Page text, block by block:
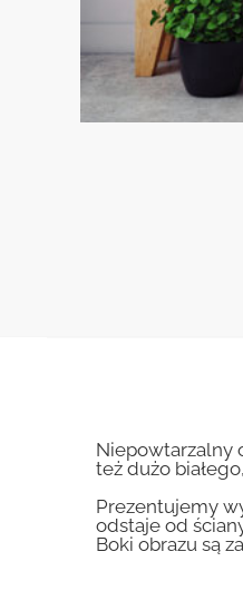
Niepowtarzalny
też dużo
Prezentujemy
odstaje od
Boki obrazu są